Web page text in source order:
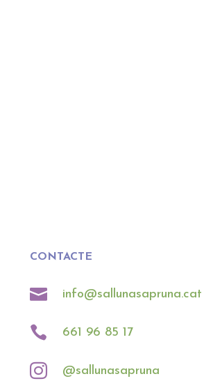
CONTACTE
 info@sallunasapruna.cat
 661 96 85 17
 @sallunasapruna